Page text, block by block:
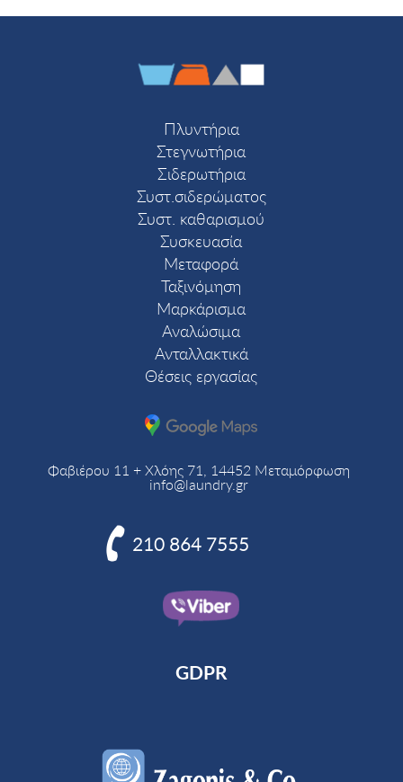
Πλυντήρια
Στεγνωτήρια
Σιδερωτήρια
Συστ.σιδερώματος
Συστ. καθαρισμού
Συσκευασία
Μεταφορά
Ταξινόμηση
Μαρκάρισμα
Αναλώσιμα
Ανταλλακτικά
Θέσεις εργασίας
Φαβιέρου 11 + Χλόης 71, 14452 Μεταμόρφωση
info@laundry.gr
210 864 7555
GDPR